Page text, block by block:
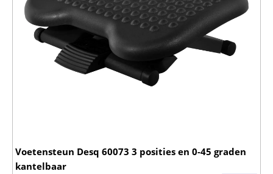
Voetensteun Desq 60073 3 posities en 0-45 graden
kantelbaar